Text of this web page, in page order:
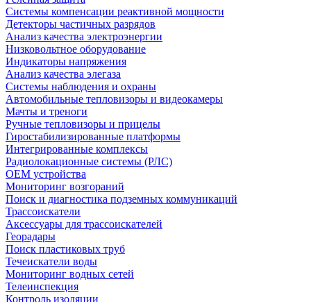
Системы компенсации реактивной мощности
Детекторы частичных разрядов
Анализ качества электроэнергии
Низковольтное оборудование
Индикаторы напряжения
Анализ качества элегаза
Системы наблюдения и охраны
Автомобильные тепловизоры и видеокамеры
Мачты и треноги
Ручные тепловизоры и прицелы
Гиростабилизированные платформы
Интегрированные комплексы
Радиолокационные системы (РЛС)
OEM устройства
Мониторинг возгораний
Поиск и диагностика подземных коммуникаций
Трассоискатели
Аксессуары для трассоискателей
Георадары
Поиск пластиковых труб
Течеискатели воды
Мониторинг водных сетей
Телеинспекция
Контроль изоляции